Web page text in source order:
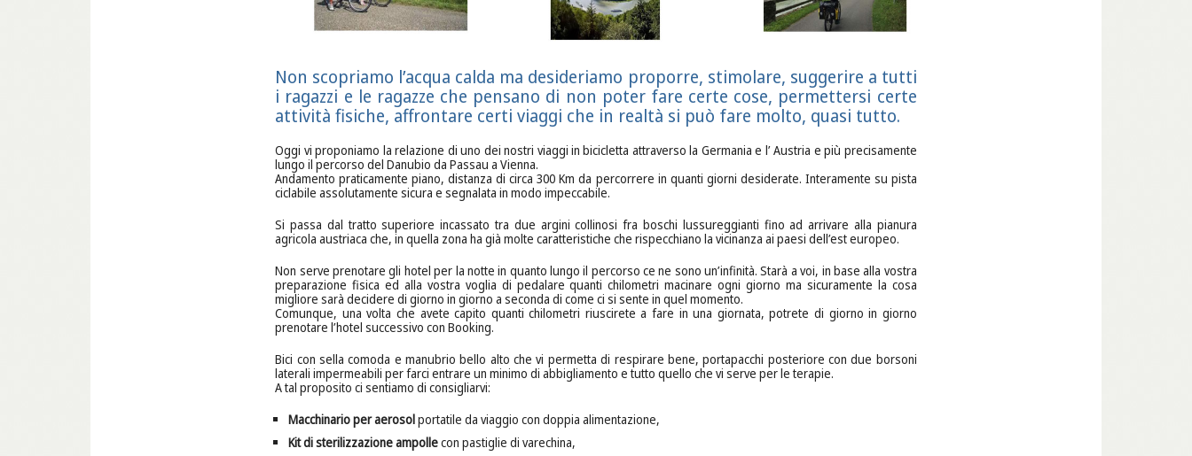
Non scopriamo l’acqua calda ma desideriamo proporre, stimolare, suggerire a tutti
i ragazzi e le ragazze che pensano di non poter fare certe cose, permettersi certe
attività fisiche, affrontare certi viaggi che in realtà si può fare molto, quasi tutto.
Oggi vi proponiamo la relazione di uno dei nostri viaggi in bicicletta attraverso la Germania e l’ Austria e più precisamente
lungo il percorso del Danubio da Passau a Vienna.
Andamento praticamente piano, distanza di circa 300 Km da percorrere in quanti giorni desiderate. Interamente su pista
ciclabile assolutamente sicura e segnalata in modo impeccabile.
Si passa dal tratto superiore incassato tra due argini collinosi fra boschi lussureggianti fino ad arrivare alla pianura
agricola austriaca che, in quella zona ha già molte caratteristiche che rispecchiano la vicinanza ai paesi dell’est europeo.
Non serve prenotare gli hotel per la notte in quanto lungo il percorso ce ne sono un’infinità. Starà a voi, in base alla vostra
preparazione fisica ed alla vostra voglia di pedalare quanti chilometri macinare ogni giorno ma sicuramente la cosa
migliore sarà decidere di giorno in giorno a seconda di come ci si sente in quel momento.
Comunque, una volta che avete capito quanti chilometri riuscirete a fare in una giornata, potrete di giorno in giorno
prenotare l’hotel successivo con Booking.
Bici con sella comoda e manubrio bello alto che vi permetta di respirare bene, portapacchi posteriore con due borsoni
laterali impermeabili per farci entrare un minimo di abbigliamento e tutto quello che vi serve per le terapie.
A tal proposito ci sentiamo di consigliarvi:
Macchinario per aerosolportatile da viaggio con doppia alimentazione,
Kit di sterilizzazione ampollecon pastiglie di varechina,